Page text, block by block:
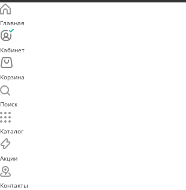
Главная
Кабинет
Корзина
Поиск
Каталог
Акции
Контакты